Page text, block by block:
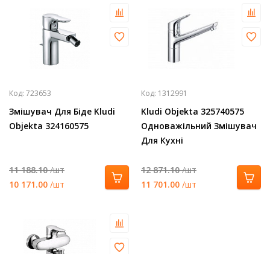
Код: 723653
Змішувач Для Біде Kludi
Objekta 324160575
11 188.10/шт
10 171.00 /шт
Код: 1312991
Kludi Objekta 325740575
Одноважільний Змішувач
Для Кухні
12 871.10/шт
11 701.00 /шт